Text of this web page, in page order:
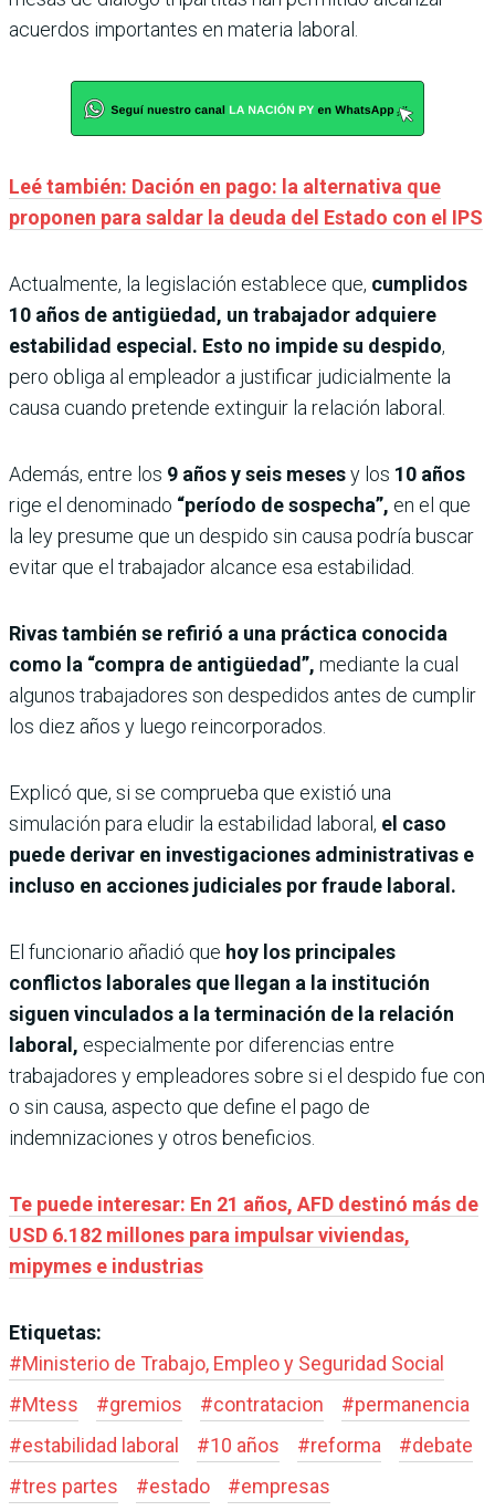
acuerdos importantes en materia laboral.
Leé también: Dación en pago: la alternativa que
proponen para saldar la deuda del Estado con el IPS
Actualmente, la legislación establece que, cumplidos
10 años de antigüedad, un trabajador adquiere
estabilidad especial. Esto no impide su despido,
pero obliga al empleador a justificar judicialmente la
causa cuando pretende extinguir la relación laboral.
Además, entre los 9 años y seis mesesy los 10 años
rige el denominado “período de sospecha”, en el que
la ley presume que un despido sin causa podría buscar
evitar que el trabajador alcance esa estabilidad.
Rivas también se refirió a una práctica conocida
como la “compra de antigüedad”, mediante la cual
algunos trabajadores son despedidos antes de cumplir
los diez años y luego reincorporados.
Explicó que, si se comprueba que existió una
simulación para eludir la estabilidad laboral, el caso
puede derivar en investigaciones administrativas e
incluso en acciones judiciales por fraude laboral.
El funcionario añadió que hoy los principales
conflictos laborales que llegan a la institución
siguen vinculados a la terminación de la relación
laboral, especialmente por diferencias entre
trabajadores y empleadores sobre si el despido fue con
o sin causa, aspecto que define el pago de
indemnizaciones y otros beneficios.
Te puede interesar: En 21 años, AFD destinó más de
USD 6.182 millones para impulsar viviendas,
mipymes e industrias
Etiquetas:
#Ministerio de Trabajo, Empleo y Seguridad Social
#Mtess #gremios #contratacion #permanencia
#estabilidad laboral #10 años #reforma #debate
#tres partes #estado #empresas